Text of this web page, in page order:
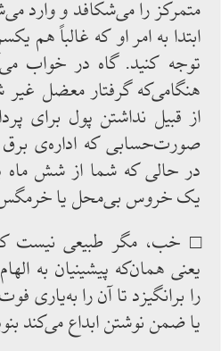
متمرکز را می‌شکافد و وارد
ابتدا به‌ امر او که غالباً هم
توجه‌ کنید. گاه‌ در خواب
هنگامی‌که گرفتار معضل
از قبیل نداشتن پول برای
صورت‌حسابی که اداره‌ی ‌برق
در حالی که شما از شش ماه
یک خروس بی‌محل یا خرمگس
□ خب، مگر طبیعی ‌نیست
یعنی همان‌که پیشینیان به‌
را برانگیزد تا آن را به‌یاری
یا ضمن نوشتن ابداع می‌کند